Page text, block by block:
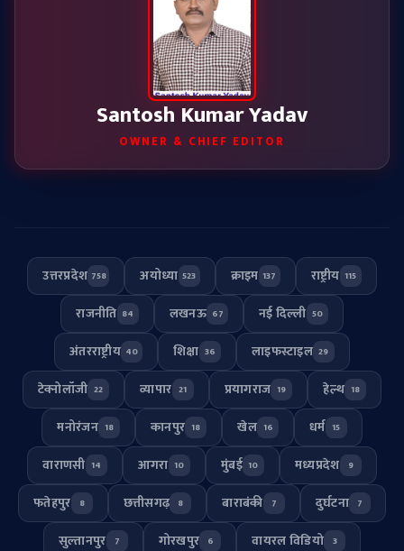
Santosh Kumar Yadav
OWNER & CHIEF EDITOR
उत्तरप्रदेश 758 अयोध्या 523 क्राइम 137 राष्ट्रीय 115
राजनीति 84 लखनऊ 67 नई दिल्ली 50
अंतरराष्ट्रीय 40 शिक्षा 36 लाइफस्टाइल 29
टेक्नोलॉजी 22 व्यापार 21 प्रयागराज 19 हेल्थ 18
मनोरंजन 18 कानपुर 18 खेल 16 धर्म 15
वाराणसी 14 आगरा 10 मुंबई 10 मध्यप्रदेश 9
फतेहपुर 8 छत्तीसगढ़ 8 बाराबंकी 7 दुर्घटना 7
सुल्तानपुर 7 गोरखपुर 6 वायरल विडियो 3